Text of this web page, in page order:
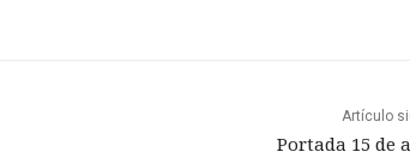
Artículo
Portada 15 de